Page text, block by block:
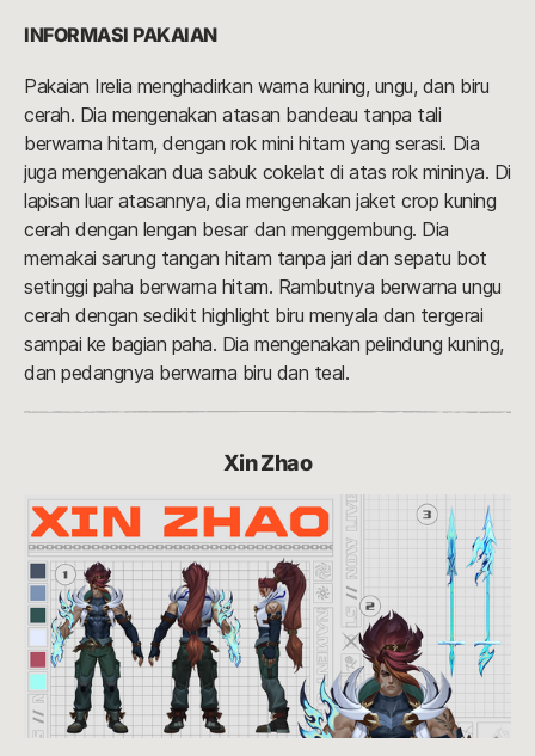
INFORMASI PAKAIAN
Pakaian Irelia menghadirkan warna kuning, ungu, dan biru
cerah. Dia mengenakan atasan bandeau tanpa tali
berwarna hitam, dengan rok mini hitam yang serasi. Dia
juga mengenakan dua sabuk cokelat di atas rok mininya. Di
lapisan luar atasannya, dia mengenakan jaket crop kuning
cerah dengan lengan besar dan menggembung. Dia
memakai sarung tangan hitam tanpa jari dan sepatu bot
setinggi paha berwarna hitam. Rambutnya berwarna ungu
cerah dengan sedikit highlight biru menyala dan tergerai
sampai ke bagian paha. Dia mengenakan pelindung kuning,
dan pedangnya berwarna biru dan teal.
Xin Zhao